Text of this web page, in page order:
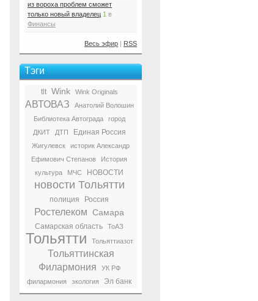
из вороха проблем сможет
только новый владелец 1 в
Финансы
Весь эфир | RSS
Тэги
tlt Wink Wink Originals
АВТОВАЗ
Анатолий Волошин
Библиотека Автограда
город
ДКИТ
ДТП Единая Россия
Жигулевск
историк Александр
Ефимович Степанов
История
культура
МЧС НОВОСТИ
новости Тольятти
полиция Россия
Ростелеком Самара
Самарская область ТоАЗ
Тольятти Тольяттиазот
Тольяттинская
Филармония
УК РФ
филармония
экология Эл банк